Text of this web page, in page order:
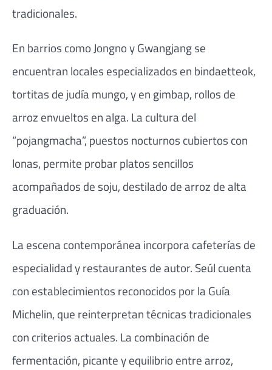
tradicionales.
En barrios como Jongno y Gwangjang se
encuentran locales especializados en bindaetteok,
tortitas de judía mungo, y en gimbap, rollos de
arroz envueltos en alga. La cultura del
“pojangmacha”, puestos nocturnos cubiertos con
lonas, permite probar platos sencillos
acompañados de soju, destilado de arroz de alta
graduación.
La escena contemporánea incorpora cafeterías de
especialidad y restaurantes de autor. Seúl cuenta
con establecimientos reconocidos por la Guía
Michelin, que reinterpretan técnicas tradicionales
con criterios actuales. La combinación de
fermentación, picante y equilibrio entre arroz,